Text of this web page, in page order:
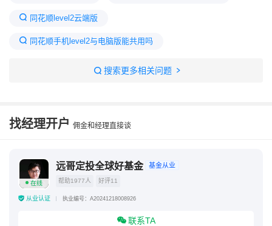
同花顺level2云端版
同花顺手机level2与电脑版能共用吗
同花顺level2值得买吗 level2一年多少钱
搜索更多相关问题
找经理开户 佣金和经理直接谈
在线
远哥定投全球好基金 基金从业
帮助1977人 好评11
从业认证 执业编号：A20241218008926
联系TA